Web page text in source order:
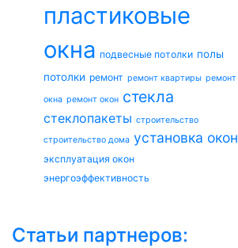
пластиковые
окна подвесные потолки полы
потолки ремонт ремонт квартиры ремонт
окна ремонт окон стекла
стеклопакеты строительство
строительство дома установка окон
эксплуатация окон
энергоэффективность
Статьи партнеров: